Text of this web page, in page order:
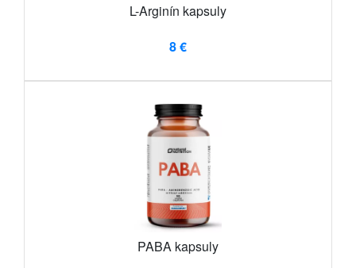
L-Arginín kapsuly
8 €
PABA kapsuly